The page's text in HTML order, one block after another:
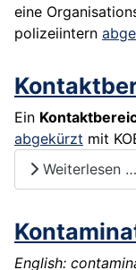
eine
polizeiintern
Ein
abgekürzt mit
Weiterlesen …
English: